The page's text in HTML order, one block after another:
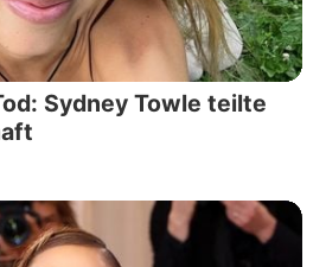
Sydney Towle teilte